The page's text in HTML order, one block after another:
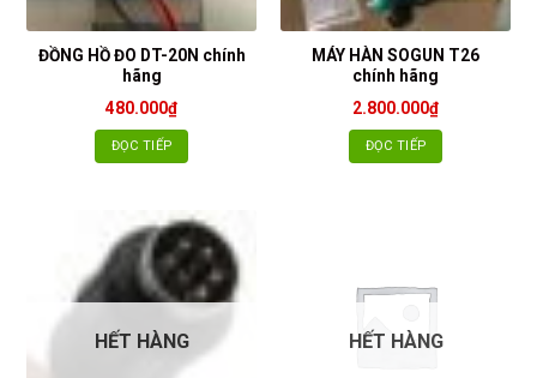
ĐỒNG HỒ ĐO DT-20N chính
hãng
480.000₫
ĐỌC TIẾP
MÁY HÀN SOGUN T26
chính hãng
2.800.000₫
ĐỌC TIẾP
HẾT HÀNG HẾT HÀNG